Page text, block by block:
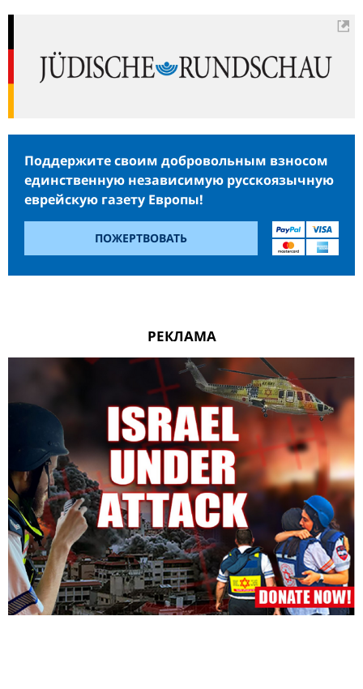
Поддержите своим добровольным взносом
единственную независимую русскоязычную
еврейскую газету Европы!
ПОЖЕРТВОВАТЬ
РЕКЛАМА